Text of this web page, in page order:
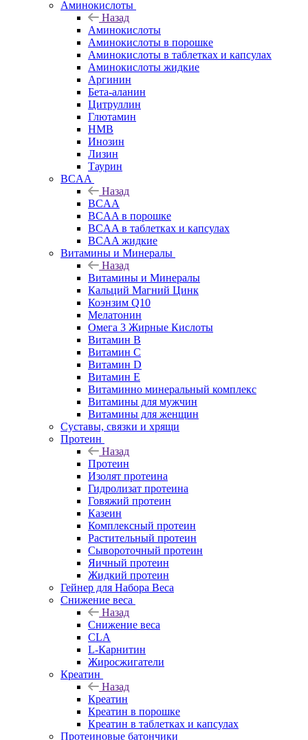
Аминокислоты
Назад
Аминокислоты
Аминокислоты в порошке
Аминокислоты в таблетках и капсулах
Аминокислоты жидкие
Аргинин
Бета-аланин
Цитруллин
Глютамин
HMB
Инозин
Лизин
Таурин
BCAA
Назад
BCAA
BCAA в порошке
BCAA в таблетках и капсулах
BCAA жидкие
Витамины и Минералы
Назад
Витамины и Минералы
Кальций Магний Цинк
Коэнзим Q10
Мелатонин
Омега 3 Жирные Кислоты
Витамин B
Витамин C
Витамин D
Витамин E
Витаминно минеральный комплекс
Витамины для мужчин
Витамины для женщин
Суставы, связки и хрящи
Протеин
Назад
Протеин
Изолят протеина
Гидролизат протеина
Говяжий протеин
Казеин
Комплексный протеин
Растительный протеин
Сывороточный протеин
Яичный протеин
Жидкий протеин
Гейнер для Набора Веса
Снижение веса
Назад
Снижение веса
CLA
L-Карнитин
Жиросжигатели
Креатин
Назад
Креатин
Креатин в порошке
Креатин в таблетках и капсулах
Протеиновые батончики